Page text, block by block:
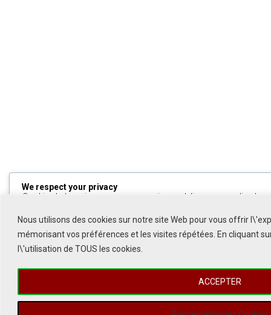
Nous utilisons des cookies sur notre site Web pour vous offrir
mémorisant vos préférences et les visites répétées. En cliquant
l\'utilisation de TOUS les cookies.
ACCEPTER
We respect your privacy
Cookies help us improve your experience, deliver personalized
Allto decline non-essential cookies.
Reject All
Powered by